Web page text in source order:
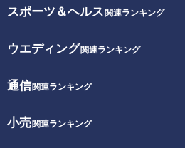
スポーツ＆ヘルス 関連ランキング
ウエディング関連ランキング
通信関連ランキング
小売関連ランキング